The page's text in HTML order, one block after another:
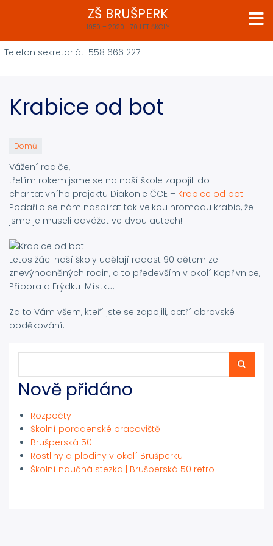
obsahu
ZŠ BRUŠPERK
1950 – 2020 | 70 LET ŠKOLY
Telefon sekretariát: 558 666 227
Krabice od bot
Domů
Vážení rodiče,
třetím rokem jsme se na naší škole zapojili do
charitativního projektu Diakonie ČCE – Krabice od bot.
Podařilo se nám nasbírat tak velkou hromadu krabic, že
jsme je museli odvážet ve dvou autech!
Letos žáci naší školy udělají radost 90 dětem ze
znevýhodněných rodin, a to především v okolí Kopřivnice,
Příbora a Frýdku-Místku.
Za to Vám všem, kteří jste se zapojili, patří obrovské
poděkování.
Nově přidáno
Rozpočty
Školní poradenské pracoviště
Brušperská 50
Rostliny a plodiny v okolí Brušperku
Školní naučná stezka | Brušperská 50 retro